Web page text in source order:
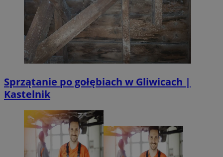
Sprzątanie po gołębiach w Gliwicach |
Kastelnik